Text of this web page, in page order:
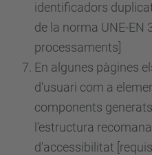
identificadors
de la norma UNE-EN
processaments]
En algunes pàgines
d'usuari com a
components
l'estructura
d'accessibilitat